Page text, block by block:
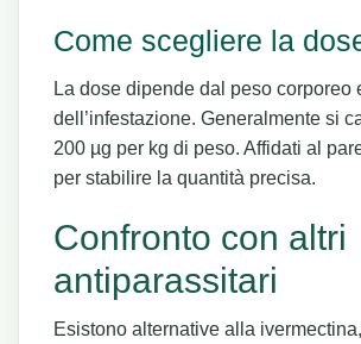
Come scegliere la
La dose dipende dal peso corporeo
dell’infestazione. Generalmente si
200 µg per kg di peso. Affidati al
per stabilire la quantità precisa.
Confronto con altri
antiparassitari
Esistono alternative alla